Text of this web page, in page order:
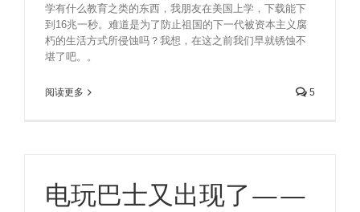
学有什么教育之类的东西，我朋友在美国上学，下载能下
到16兆一秒。难道是为了防止祖国的下一代被资本主义腐
朽的生活方式所侵蚀吗？我想，在这之前我们早就锈蚀不
堪了吧。。
阅读更多 5
电玩巴士又出现了——